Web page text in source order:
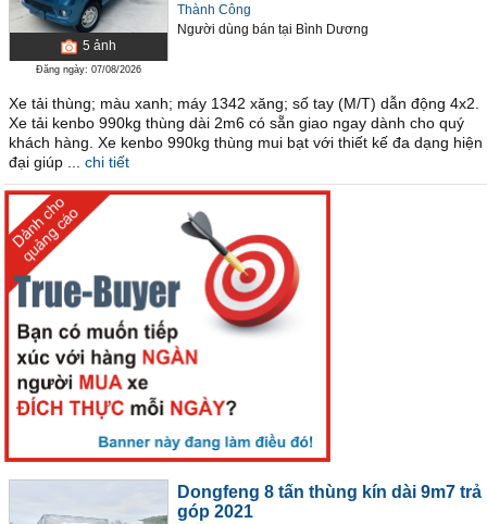
5 ảnh
Đăng ngày: 07/08/2026
Thành Công
Người dùng bán tại Bình Dương
Xe tải thùng; màu xanh; máy 1342 xăng; số tay (M/T) dẫn động 4x2.
Xe tải kenbo 990kg thùng dài 2m6 có sẵn giao ngay dành cho quý
khách hàng. Xe kenbo 990kg thùng mui bạt với thiết kế đa dạng hiện
đại giúp ...
chi tiết
Dongfeng 8 tấn thùng kín dài 9m7 trả
góp 2021